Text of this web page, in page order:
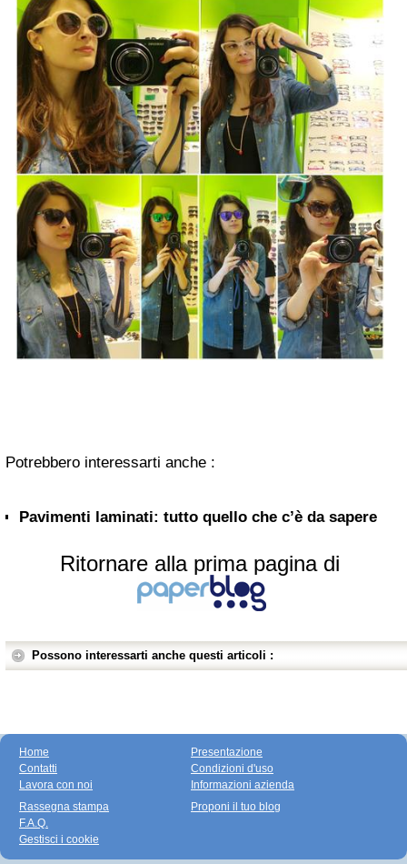
Potrebbero interessarti anche :
Pavimenti laminati: tutto quello che c’è da sapere
Ritornare alla prima pagina di
Possono interessarti anche questi articoli :
Home
Contatti
Lavora con noi
Presentazione
Condizioni d'uso
Informazioni azienda
Rassegna stampa
F.A.Q.
Gestisci i cookie
Proponi il tuo blog